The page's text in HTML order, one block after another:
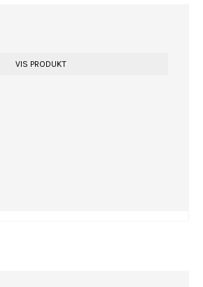
VIS PRODUKT